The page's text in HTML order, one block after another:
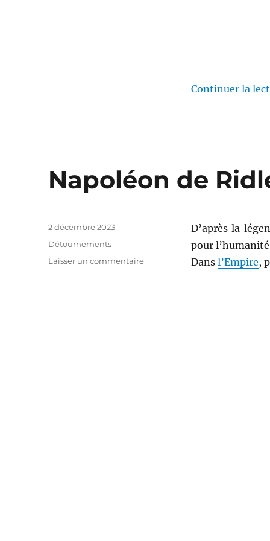
Continuer la
Napoléon de
D’après la
pour
Dans l’Empire,
Publié
2 décembre 2023
Catégories
Détournements
Laisser un commentairesur